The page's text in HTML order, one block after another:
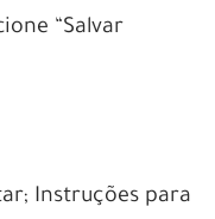
“Salvar
Instruções para